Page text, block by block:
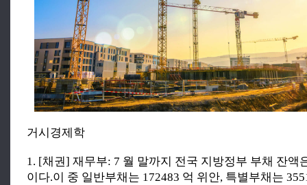
거시경제학
1. [채권] 재무부: 7 월 말까지 전국 지방정부 부채 잔액
이다.이 중 일반부채는 172483 억 위안, 특별부채는